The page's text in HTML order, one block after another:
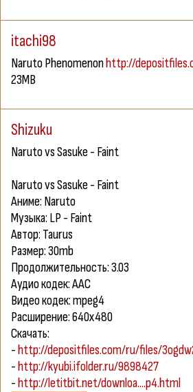
itachi98
Naruto Phenomenonhttp://
23MB
Shizuku
Naruto vs Sasuke - Faint
Naruto vs Sasuke - Faint
Аниме: Naruto
Музыка: LP - Faint
Автор: Taurus
Размер: 30mb
Продолжительность: 3.03
Аудио кодек: AAC
Видео кодек: mpeg4
Расширение: 640x480
Скачать:
-http://depositfiles.com/ru/files/
-http://kyubi.ifolder.ru/9898427
-http://letitbit.net/downloa....p4.html